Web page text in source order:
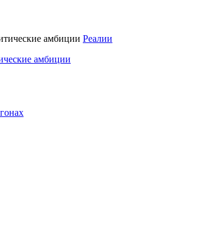
Реалии
амбиции